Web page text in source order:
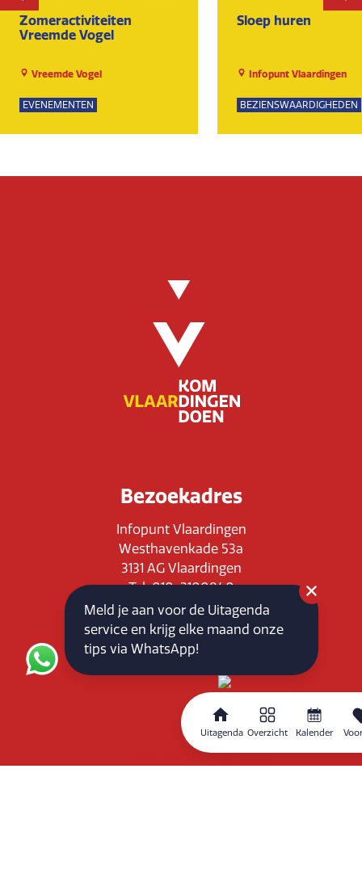
Uitagenda Overzicht Kalender
Zomeractiviteiten
Vreemde Vogel
Vreemde Vogel
EVENEMENTEN
Sloep huren
Infopunt Vlaardingen
BEZIENSWAARDIGHEDEN
Bezoekadres
Infopunt Vlaardingen
Westhavenkade 53a
3131 AG Vlaardingen
Tel: 010-3100840
E-mail: info@vlaardingenpartners.nl
KvK: 71555544
BTW : NL858760939B01
Routeplanner
Meld je aan voor de Uitagenda
service en krijg elke maand onze
tips via WhatsApp!